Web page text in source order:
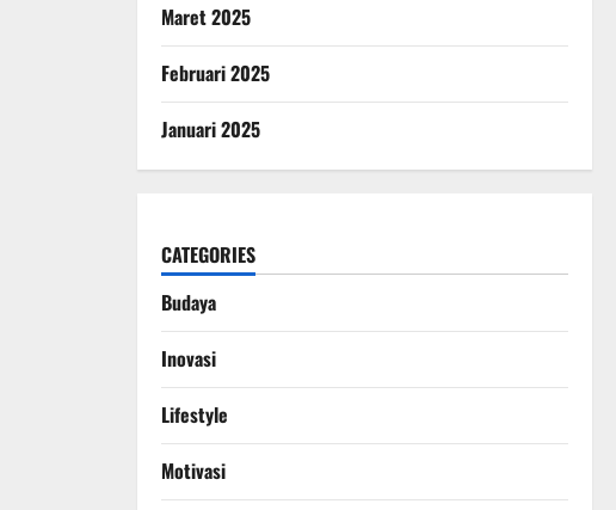
Maret 2025
Februari 2025
Januari 2025
CATEGORIES
Budaya
Inovasi
Lifestyle
Motivasi